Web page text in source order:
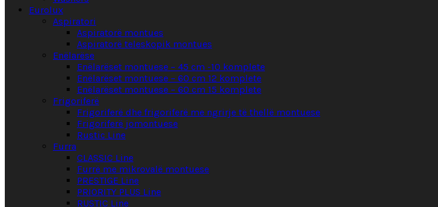
Eurolux
Aspiratori
Aspiratorë montues
Aspiratorë teleskopik montues
Enëlarëse
Enëlarëset montuese – 45 cm -10 komplete
Enëlarëset montuese – 60 cm 12 komplete
Enëlarëset montuese – 60 cm 15 komplete
Frigoriferë
Frigoriferë dhe frigoriferë me ngrirje të thellë montuese
Frigoriferë jomontuese
Rustic Line
Furra
CLASSIC Line
Furrë me mikrovalë montuese
PRESTIGE Line
PRIORITY PLUS Line
RUSTIC Line